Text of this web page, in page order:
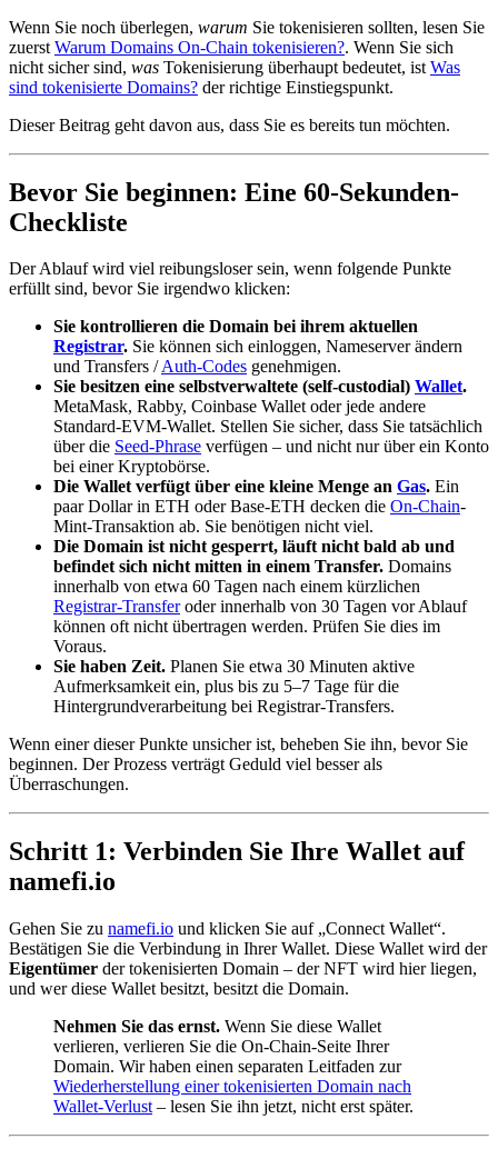
Wenn Sie noch überlegen, warum Sie tokenisieren sollten, lesen Sie
zuerst Warum Domains On-Chain tokenisieren?. Wenn Sie sich
nicht sicher sind, was Tokenisierung überhaupt bedeutet, ist Was
sind tokenisierte Domains? der richtige Einstiegspunkt.
Dieser Beitrag geht davon aus, dass Sie es bereits tun möchten.
Bevor Sie beginnen: Eine 60-Sekunden-
Checkliste
Der Ablauf wird viel reibungsloser sein, wenn folgende Punkte
erfüllt sind, bevor Sie irgendwo klicken:
Sie kontrollieren die Domain bei ihrem aktuellen
Registrar. Sie können sich einloggen, Nameserver ändern
und Transfers /Auth-Codes genehmigen.
Sie besitzen eine selbstverwaltete (self-custodial) Wallet.
MetaMask, Rabby, Coinbase Wallet oder jede andere
Standard-EVM-Wallet. Stellen Sie sicher, dass Sie tatsächlich
über die Seed-Phrase verfügen – und nicht nur über ein Konto
bei einer Kryptobörse.
Die Wallet verfügt über eine kleine Menge an Gas. Ein
paar Dollar in ETH oder Base-ETH decken die On-Chain-
Mint-Transaktion ab. Sie benötigen nicht viel.
Die Domain ist nicht gesperrt, läuft nicht bald ab und
befindet sich nicht mitten in einem Transfer. Domains
innerhalb von etwa 60 Tagen nach einem kürzlichen
Registrar-Transferoder innerhalb von 30 Tagen vor Ablauf
können oft nicht übertragen werden. Prüfen Sie dies im
Voraus.
Sie haben Zeit. Planen Sie etwa 30 Minuten aktive
Aufmerksamkeit ein, plus bis zu 5–7 Tage für die
Hintergrundverarbeitung bei Registrar-Transfers.
Wenn einer dieser Punkte unsicher ist, beheben Sie ihn, bevor Sie
beginnen. Der Prozess verträgt Geduld viel besser als
Überraschungen.
Schritt 1: Verbinden Sie Ihre Wallet auf
namefi.io
Gehen Sie zu namefi.io und klicken Sie auf „Connect Wallet“.
Bestätigen Sie die Verbindung in Ihrer Wallet. Diese Wallet wird der
Eigentümer der tokenisierten Domain – der NFT wird hier liegen,
und wer diese Wallet besitzt, besitzt die Domain.
Nehmen Sie das ernst. Wenn Sie diese Wallet
verlieren, verlieren Sie die On-Chain-Seite Ihrer
Domain. Wir haben einen separaten Leitfaden zur
Wiederherstellung einer tokenisierten Domain nach
Wallet-Verlust – lesen Sie ihn jetzt, nicht erst später.